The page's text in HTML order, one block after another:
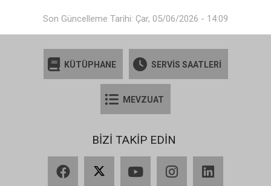
Son Güncelleme Tarihi: Çar, 05/06/2026 - 14:09
KÜTÜPHANE SERVİS SAATLERİ
MEVZUAT
BİZİ TAKİP EDİN